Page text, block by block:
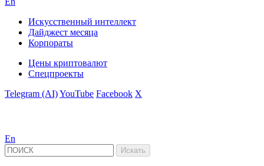
Искусственный интеллект
Дайджест месяца
Корпораты
Цены криптовалют
Спецпроекты
Telegram (AI)YouTube Facebook X
En